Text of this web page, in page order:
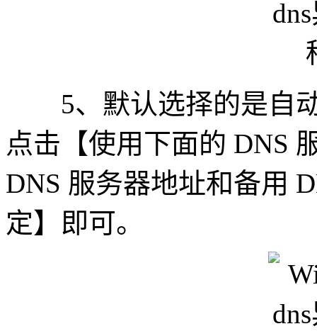
5、默认选择的是自动
点击【使用下面的 DNS
DNS 服务器地址和备用
定】即可。